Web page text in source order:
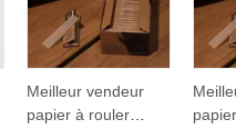
Meilleur vendeur
papier à rouler